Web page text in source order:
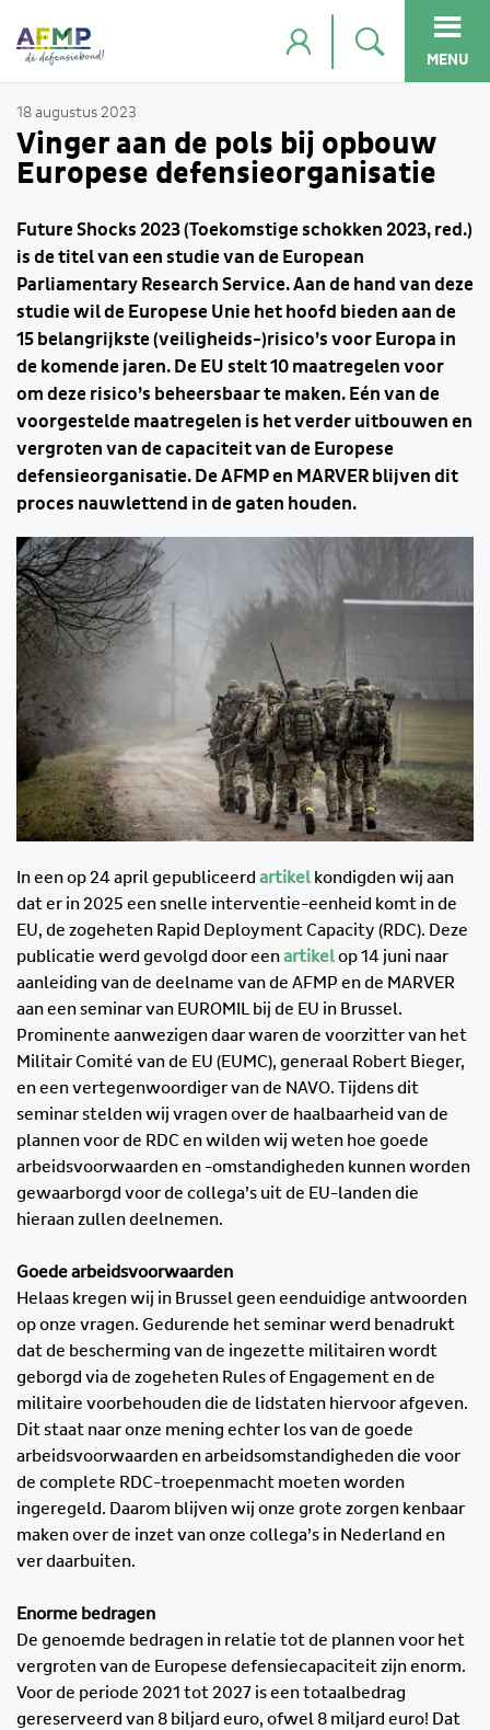
MENU
18 augustus 2023
Vinger aan de pols bij opbouw
Europese defensieorganisatie
Future Shocks 2023 (Toekomstige schokken 2023, red.)
is de titel van een studie van de European
Parliamentary Research Service. Aan de hand van deze
studie wil de Europese Unie het hoofd bieden aan de
15 belangrijkste (veiligheids-)risico’s voor Europa in
de komende jaren. De EU stelt 10 maatregelen voor
om deze risico’s beheersbaar te maken. Eén van de
voorgestelde maatregelen is het verder uitbouwen en
vergroten van de capaciteit van de Europese
defensieorganisatie. De AFMP en MARVER blijven dit
proces nauwlettend in de gaten houden.
In een op 24 april gepubliceerd artikel kondigden wij aan
dat er in 2025 een snelle interventie-eenheid komt in de
EU, de zogeheten Rapid Deployment Capacity (RDC). Deze
publicatie werd gevolgd door eenartikelop 14 juni naar
aanleiding van de deelname van de AFMP en de MARVER
aan een seminar van EUROMIL bij de EU in Brussel.
Prominente aanwezigen daar waren de voorzitter van het
Militair Comité van de EU (EUMC), generaal Robert Bieger,
en een vertegenwoordiger van de NAVO. Tijdens dit
seminar stelden wij vragen over de haalbaarheid van de
plannen voor de RDC en wilden wij weten hoe goede
arbeidsvoorwaarden en -omstandigheden kunnen worden
gewaarborgd voor de collega’s uit de EU-landen die
hieraan zullen deelnemen.
Goede arbeidsvoorwaarden
Helaas kregen wij in Brussel geen eenduidige antwoorden
op onze vragen. Gedurende het seminar werd benadrukt
dat de bescherming van de ingezette militairen wordt
geborgd via de zogeheten Rules of Engagement en de
militaire voorbehouden die de lidstaten hiervoor afgeven.
Dit staat naar onze mening echter los van de goede
arbeidsvoorwaarden en arbeidsomstandigheden die voor
de complete RDC-troepenmacht moeten worden
ingeregeld. Daarom blijven wij onze grote zorgen kenbaar
maken over de inzet van onze collega’s in Nederland en
ver daarbuiten.
Enorme bedragen
De genoemde bedragen in relatie tot de plannen voor het
vergroten van de Europese defensiecapaciteit zijn enorm.
Voor de periode 2021 tot 2027 is een totaalbedrag
gereserveerd van 8 biljard euro, ofwel 8 miljard euro! Dat